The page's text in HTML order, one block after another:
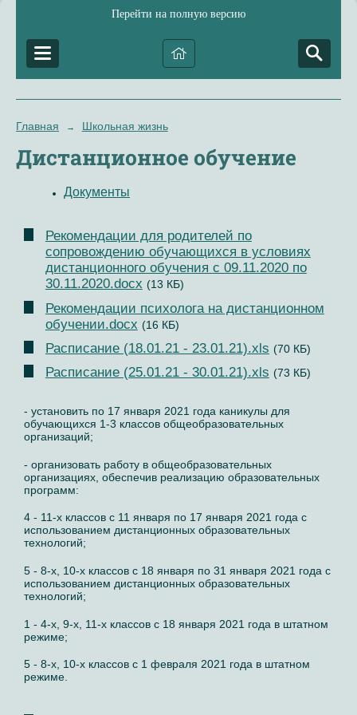
Перейти на полную версию
Главная → Школьная жизнь
Дистанционное обучение
Документы
Рекомендации для родителей по
сопровождению обучающихся в условиях
дистанционного обучения с 09.11.2020 по
30.11.2020.docx (13 КБ)
Рекомендации психолога на дистанционном
обучении.docx (16 КБ)
Расписание (18.01.21 - 23.01.21).xls (70 КБ)
Расписание (25.01.21 - 30.01.21).xls (73 КБ)
- установить по 17 января 2021 года каникулы для
обучающихся 1-3 классов общеобразовательных
организаций;
- организовать работу в общеобразовательных
организациях, обеспечив реализацию образовательных
программ:
4 - 11-х классов с 11 января по 17 января 2021 года с
использованием дистанционных образовательных
технологий;
5 - 8-х, 10-х классов с 18 января по 31 января 2021 года с
использованием дистанционных образовательных
технологий;
1 - 4-х, 9-х, 11-х классов с 18 января 2021 года в штатном
режиме;
5 - 8-х, 10-х классов с 1 февраля 2021 года в штатном
режиме.